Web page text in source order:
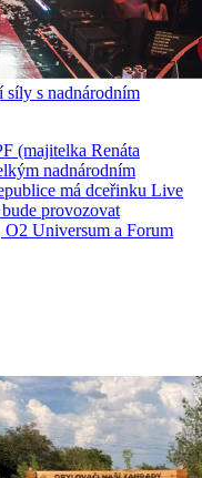
síly s nadnárodním
(majitelka Renáta
nadnárodním
má dceřinku Live
provozovat
Universum a Forum